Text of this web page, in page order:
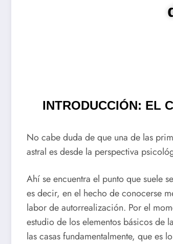
INTRODUCCIÓN: EL
No cabe duda de que una de las
astral es desde la perspectiva
Ahí se encuentra el punto que suele
es decir, en el hecho de conocerse
labor de autorrealización. Por el
estudio de los elementos básicos de
las casas fundamentalmente, que es